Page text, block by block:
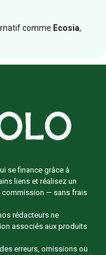
comme Ecosia,
se finance grâce à
liens et réalisez un
commission — sans frais
rédacteurs ne
associés aux produits
erreurs, omissions ou